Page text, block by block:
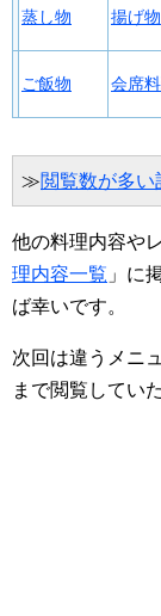
蒸し物 揚げ物
ご飯物 会席
≫閲覧数が多い
他の料理内容や
理内容一覧 」に
ば幸いです。
次回は違うメニ
まで閲覧してい